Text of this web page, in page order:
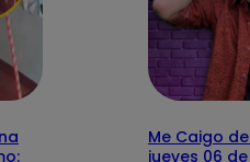
Me Caigo de
jueves 06